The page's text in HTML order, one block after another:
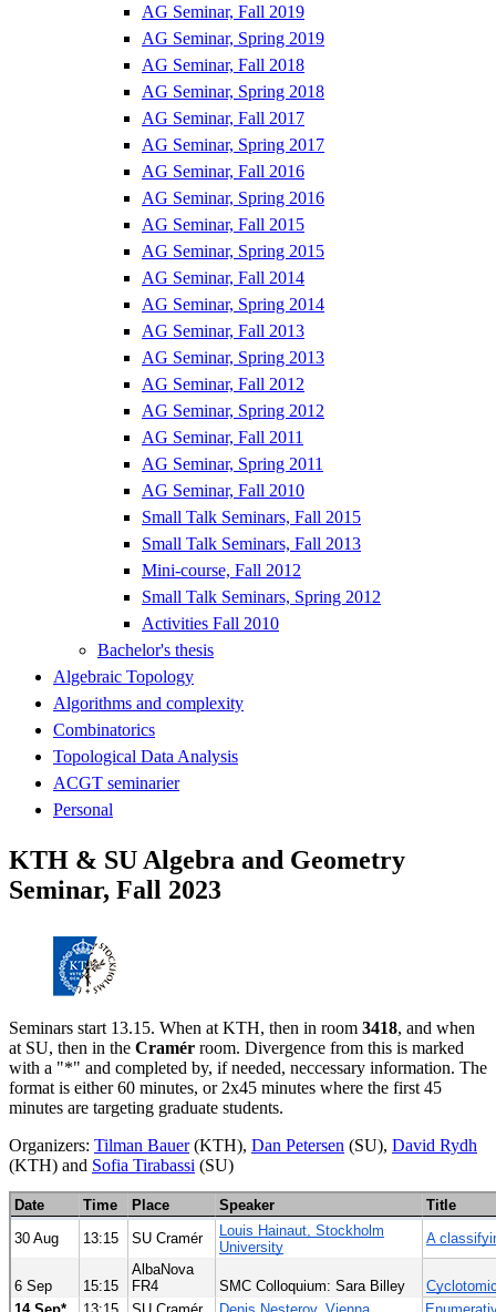
AG Seminar, Fall 2019
AG Seminar, Spring 2019
AG Seminar, Fall 2018
AG Seminar, Spring 2018
AG Seminar, Fall 2017
AG Seminar, Spring 2017
AG Seminar, Fall 2016
AG Seminar, Spring 2016
AG Seminar, Fall 2015
AG Seminar, Spring 2015
AG Seminar, Fall 2014
AG Seminar, Spring 2014
AG Seminar, Fall 2013
AG Seminar, Spring 2013
AG Seminar, Fall 2012
AG Seminar, Spring 2012
AG Seminar, Fall 2011
AG Seminar, Spring 2011
AG Seminar, Fall 2010
Small Talk Seminars, Fall 2015
Small Talk Seminars, Fall 2013
Mini-course, Fall 2012
Small Talk Seminars, Spring 2012
Activities Fall 2010
Bachelor's thesis
Algebraic Topology
Algorithms and complexity
Combinatorics
Topological Data Analysis
ACGT seminarier
Personal
KTH & SU Algebra and Geometry
Seminar, Fall 2023
Seminars start 13.15. When at KTH, then in room 3418, and when
at SU, then in the Cramér room. Divergence from this is marked
with a "*" and completed by, if needed, neccessary information. The
format is either 60 minutes, or 2x45 minutes where the first 45
minutes are targeting graduate students.
Organizers: Tilman Bauer(KTH), Dan Petersen (SU), David Rydh
(KTH) and Sofia Tirabassi (SU)